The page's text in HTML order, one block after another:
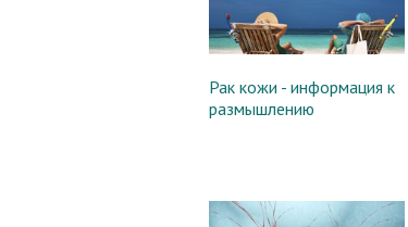
Рак кожи - информация к
размышлению